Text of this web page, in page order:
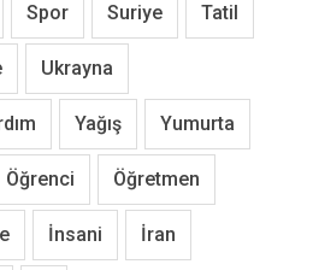
Spor Suriye Tatil
Ukrayna
Yağış Yumurta
Öğrenci Öğretmen
İnsani İran